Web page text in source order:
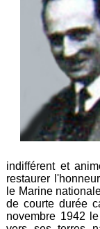
indifférent et
restaurer
le Marine
de courte durée
novembre 1942